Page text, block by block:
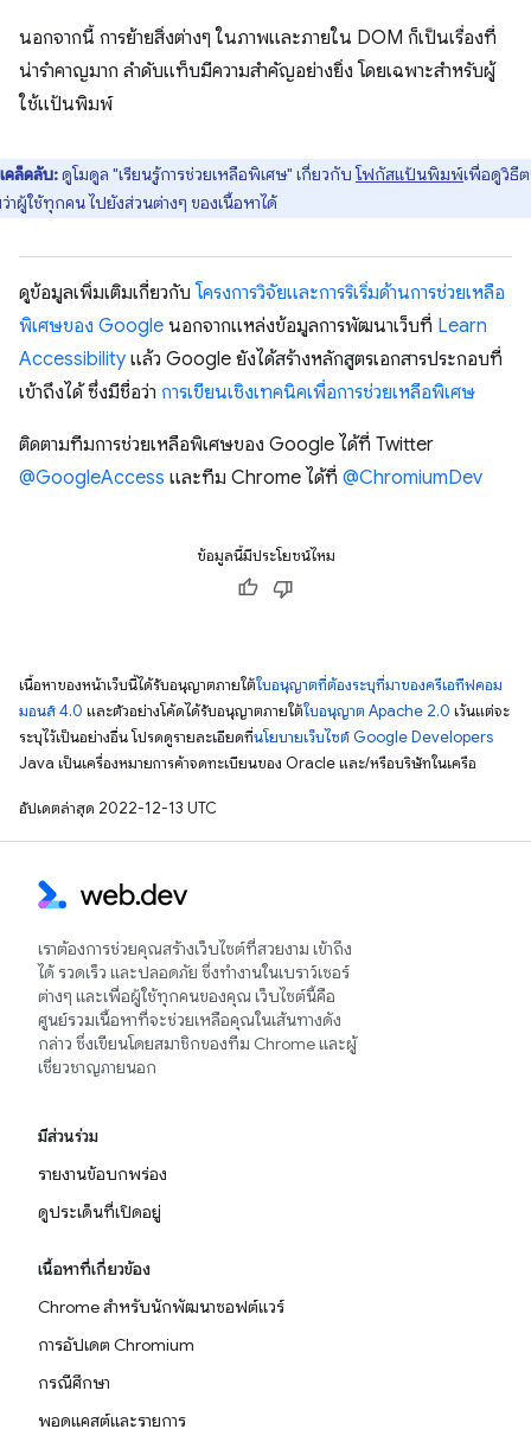
นอกจากนี้ การย้ายสิ่งต่างๆ ในภาพและภายใน DOM ก็เป็นเรื่องที่
น่ารำคาญมาก ลำดับแท็บมีความสำคัญอย่างยิ่ง โดยเฉพาะสำหรับผู้
ใช้แป้นพิมพ์
เคล็ดลับ:​​ดูโมดูล "เรียนรู้การช่วยเหลือพิเศษ" เกี่ยวกับโฟกัสแป้นพิมพ์เพื่อดูวิธี
าผู้ใช้ทุกคน ไปยังส่วนต่างๆ ของเนื้อหาได้
ดูข้อมูลเพิ่มเติมเกี่ยวกับ โครงการวิจัยและการริเริ่มด้านการช่วยเหลือ
พิเศษของ Google นอกจากแหล่งข้อมูลการพัฒนาเว็บที่ Learn
Accessibility แล้ว Google ยังได้สร้างหลักสูตรเอกสารประกอบที่
เข้าถึงได้ ซึ่งมีชื่อว่า การเขียนเชิงเทคนิคเพื่อการช่วยเหลือพิเศษ
ติดตามทีมการช่วยเหลือพิเศษของ Google ได้ที่ Twitter
@GoogleAccess และทีม Chrome ได้ที่ @ChromiumDev
ข้อมูลนี้มีประโยชน์ไหม
เนื้อหาของหน้าเว็บนี้ได้รับอนุญาตภายใต้ใบอนุญาตที่ต้องระบุที่มาของครีเอทีฟคอม
มอนส์ 4.0 และตัวอย่างโค้ดได้รับอนุญาตภายใต้ใบอนุญาต Apache 2.0 เว้นแต่จะ
ระบุไว้เป็นอย่างอื่น โปรดดูรายละเอียดที่นโยบายเว็บไซต์ Google Developers
Java เป็นเครื่องหมายการค้าจดทะเบียนของ Oracle และ/หรือบริษัทในเครือ
อัปเดตล่าสุด 2022-12-13 UTC
เราต้องการช่วยคุณสร้างเว็บไซต์ที่สวยงาม เข้าถึง
ได้ รวดเร็ว และปลอดภัย ซึ่งทำงานในเบราว์เซอร์
ต่างๆ และเพื่อผู้ใช้ทุกคนของคุณ เว็บไซต์นี้คือ
ศูนย์รวมเนื้อหาที่จะช่วยเหลือคุณในเส้นทางดัง
กล่าว ซึ่งเขียนโดยสมาชิกของทีม Chrome และผู้
เชี่ยวชาญภายนอก
มีส่วนร่วม
รายงานข้อบกพร่อง
ดูประเด็นที่เปิดอยู่
เนื้อหาที่เกี่ยวข้อง
Chrome สำหรับนักพัฒนาซอฟต์แวร์
การอัปเดต Chromium
กรณีศึกษา
พอดแคสต์และรายการ